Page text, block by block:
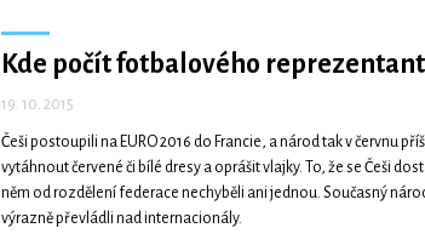
Kde počít fotbalového
19. 10. 2015
Češi postoupili na EURO 2016 do Francie, a národ tak v
vytáhnout červené či bílé dresy a oprášit vlajky. To, že se Češi
něm od rozdělení federace nechyběli ani jednou. Současný
výrazně převládli nad internacionály.